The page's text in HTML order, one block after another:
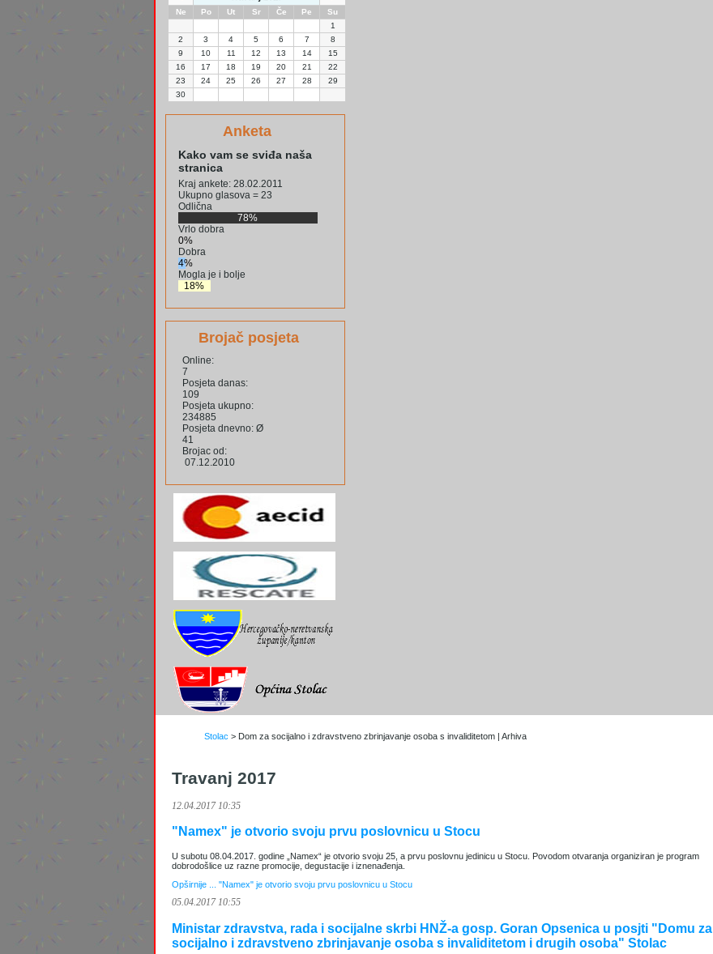
Ne Po Ut Sr Če Pe
Su
1
2
3 4 5 6 7
8
9
10 11 12 13 14
15
16
17 18 19 20 21
22
23
24 25 26 27 28
29
30
Anketa
Kako vam se sviđa naša
stranica
Kraj ankete: 28.02.2011
Ukupno glasova = 23
Odlična
78%
Vrlo dobra
0%
Dobra
4%
Mogla je i bolje
18%
Brojač posjeta
Online:
7
Posjeta danas:
109
Posjeta ukupno:
234885
Posjeta dnevno: Ø
41
Brojac od:
07.12.2010
Stolac > Dom za socijalno i zdravstveno zbrinjavanje osoba s invaliditetom | Arhiva
Travanj 2017
12.04.2017 10:35
"Namex" je otvorio svoju prvu poslovnicu u Stocu
U subotu 08.04.2017. godine „Namex“ je otvorio svoju 25, a prvu poslovnu jedinicu u Stocu. Povodom otvaranja organiziran je program
dobrodošlice uz razne promocije, degustacije i iznenađenja.
Opširnije ... "Namex" je otvorio svoju prvu poslovnicu u Stocu
05.04.2017 10:55
Ministar zdravstva, rada i socijalne skrbi HNŽ-a gosp. Goran Opsenica u posjti "Domu za
socijalno i zdravstveno zbrinjavanje osoba s invaliditetom i drugih osoba" Stolac